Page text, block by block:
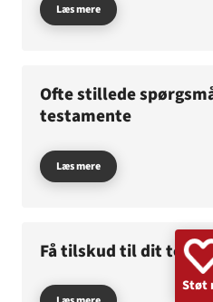
Læs mere
Ofte stillede
testamente
Læs mere
Få tilskud til dit
Støt